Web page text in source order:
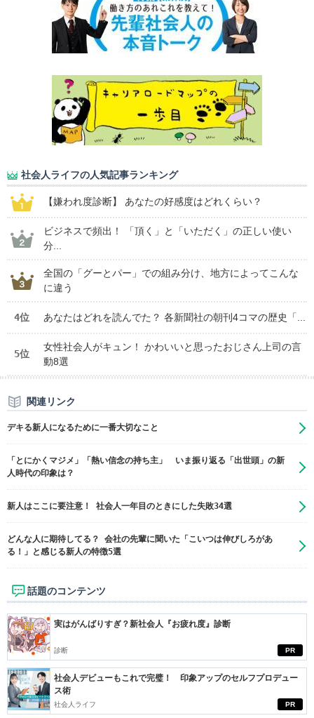
社会人ライフの人気記事ランキング
【嫌われ度診断】 あなたの好感度はどれくらい？
ビジネスで頻出！ 「頂く」と「いただく」の正しい使い
分...
全国の「グーとパー」での組み分け、地方によってこんな
に違う
4位 あなたはどれを読んでた？ 各新聞社の朝刊4コマの歴史「...
5位
女性社会人がキュン！ かわいいと思ったおじさん上司の言
動8選
関連リンク
デキる新人になるために一番大切なこと
「とにかくマジメ」「熱い信念の持ち主」 いま振り返る「出世頭」の新
人時代の印象は？
新人はここに要注意！ 社会人一年目のときにした失敗34選
どんな人に期待してる？ 会社の先輩に聞いた「こいつは伸びしろがあ
る！」と感じる新人の特徴5選
話題のコンテンツ
PR
実はがんばりすぎ？新社会人『お疲れ度』診断
診断
PR
社会人デビューもこれで完璧！ 印象アップのセルフプロデュー
ス術
社会人ライフ